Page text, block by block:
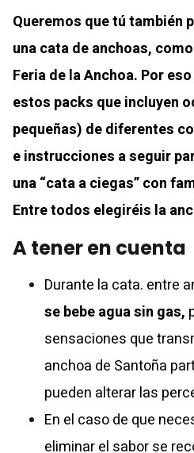
Queremos que tú también
una cata de anchoas,
Feria de la Anchoa. Por
estos packs que incluyen
pequeñas) de diferentes
e instrucciones a seguir
una “cata a ciegas” con
Entre todos elegiréis la
A tener en cuenta
Durante la cata. entre
se bebe agua sin gas,
sensaciones que
anchoa de Santoña
pueden alterar las
En el caso de que
eliminar el sabor se